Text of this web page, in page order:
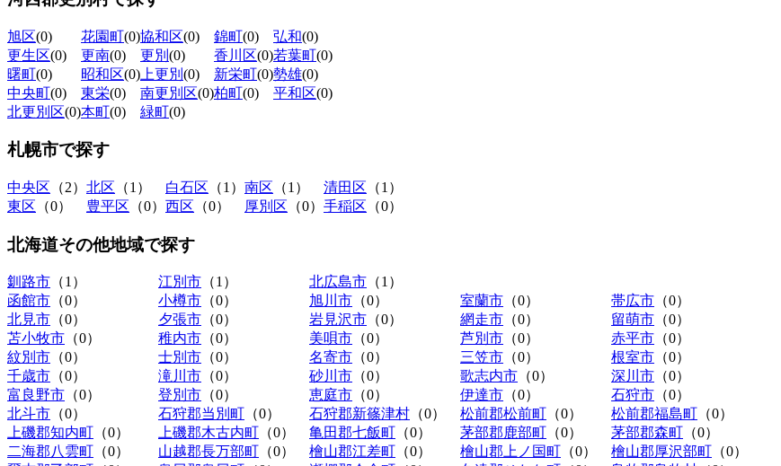
旭区(0) 花園町(0)協和区(0) 錦町(0) 弘和(0)
更生区(0) 更南(0) 更別 (0) 香川区(0)若葉町(0)
曙町(0) 昭和区(0) 上更別 (0) 新栄町(0)勢雄(0)
中央町(0) 東栄(0) 南更別区(0)柏町(0) 平和区(0)
北更別区(0)本町(0) 緑町(0)
札幌市で探す
中央区 （2） 北区 （1） 白石区 （1） 南区 （1） 清田区 （1）
東区 （0） 豊平区 （0） 西区 （0） 厚別区 （0） 手稲区 （0）
北海道その他地域で探す
釧路市 （1） 江別市 （1） 北広島市 （1）
函館市 （0） 小樽市 （0） 旭川市 （0） 室蘭市 （0） 帯広市 （0）
北見市 （0） 夕張市 （0） 岩見沢市 （0） 網走市 （0） 留萌市 （0）
苫小牧市 （0） 稚内市 （0） 美唄市 （0） 芦別市 （0） 赤平市 （0）
紋別市 （0） 士別市 （0） 名寄市 （0） 三笠市 （0） 根室市 （0）
千歳市 （0） 滝川市 （0） 砂川市 （0） 歌志内市 （0） 深川市 （0）
富良野市 （0） 登別市 （0） 恵庭市 （0） 伊達市 （0） 石狩市 （0）
北斗市 （0） 石狩郡当別町 （0） 石狩郡新篠津村 （0） 松前郡松前町 （0） 松前郡福島町 （0）
上磯郡知内町 （0） 上磯郡木古内町 （0） 亀田郡七飯町 （0） 茅部郡鹿部町 （0） 茅部郡森町 （0）
二海郡八雲町 （0） 山越郡長万部町 （0） 檜山郡江差町 （0） 檜山郡上ノ国町 （0） 檜山郡厚沢部町 （0）